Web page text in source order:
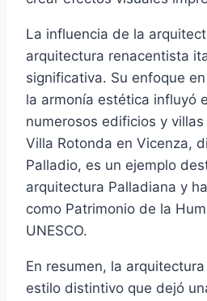
La influencia de la
arquitectura renacentista
significativa. Su enfoque
la armonía estética influyó
numerosos edificios y
Villa Rotonda en Vicenza,
Palladio, es un ejemplo
arquitectura Palladiana y
como Patrimonio de la
UNESCO.
En resumen, la
estilo distintivo que dejó